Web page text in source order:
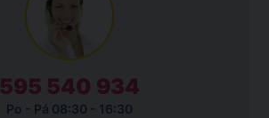
595 540 934
Po - Pá 08:30 - 16:30